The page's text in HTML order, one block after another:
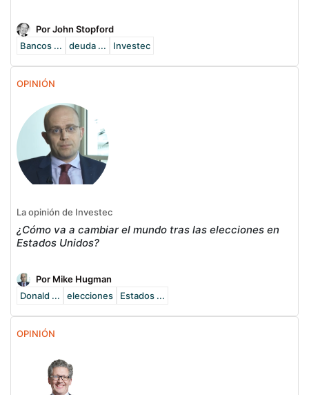
Por John Stopford
Bancos ...
deuda ... Investec
OPINIÓN
La opinión de Investec
¿Cómo va a cambiar el mundo tras las elecciones en
Estados Unidos?
Por Mike Hugman
Donald ...
elecciones Estados ...
OPINIÓN